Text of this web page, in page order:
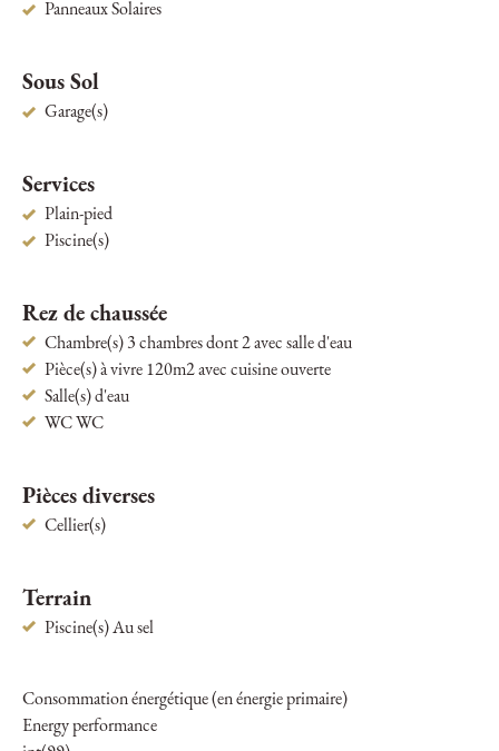
Panneaux Solaires
Sous Sol
Garage(s)
Services
Plain-pied
Piscine(s)
Rez de chaussée
Chambre(s) 3 chambres dont 2 avec salle d'eau
Pièce(s) à vivre 120m2 avec cuisine ouverte
Salle(s) d'eau
WC WC
Pièces diverses
Cellier(s)
Terrain
Piscine(s) Au sel
Consommation énergétique (en énergie primaire)
Energy performance